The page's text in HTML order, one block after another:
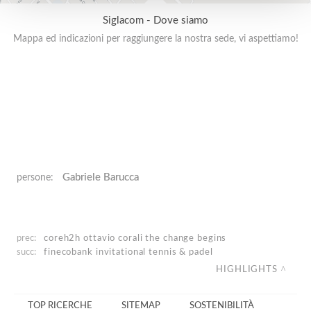
Siglacom - Dove siamo
Mappa ed indicazioni per raggiungere la nostra sede, vi aspettiamo!
persone: Gabriele Barucca
prec: coreh2h ottavio corali the change begins
succ:
finecobank invitational tennis & padel
HIGHLIGHTS
TOP RICERCHE SITEMAP SOSTENIBILITÀ